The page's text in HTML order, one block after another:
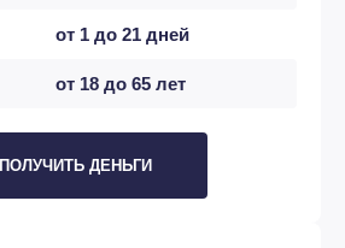
от 1 до 21 дней
от 18 до 65 лет
ПОЛУЧИТЬ ДЕНЬГИ